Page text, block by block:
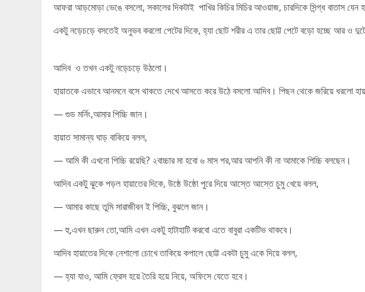
আফরা আড়মোড়া ভেঙে বসলো, সকালের দিকটাই পাখির কিচির মিচির আওয়াজ, চারদিকে সিন্গ্ধ বাতাস যেন
একটু নড়েচড়ে বসতেই অনুভব করলো পেটের দিকে, হ্যা ছোট শরীর এ তার ছোট্ট পেটে বড়ো হচ্ছে আর ও
আদিব ও তখন একটু নড়েচড়ে উঠলো।
হায়াতকে এভাবে আনমনে বসে থাকতে দেখে আসতে করে উঠে বসলো আদিব। পিছন থেকে জরিয়ে ধরলো
— গুড মর্নিং,আমার পিচ্চি জান।
হায়াত সামান্য ঘাড় বাকিয়ে বলল,
— আমি কী এখনো পিচ্চি রয়েছি? ২বাচ্চার মা হবো ৬ মাস পর,আর আপনি কী না আমাকে পিচ্চি বলছেন।
আদিব একটু ঝুকে পড়ল হায়াতের দিকে, উষ্ঠে উষ্ঠো পুরে দিয়ে আস্তে আস্তে চুমু খেয়ে বলল,
— আমার কাছে তুমি সারাজীবন ই পিচ্চি, বুঝলে জান।
— হু,এখন ছারুন তো,আমি এখন একটু হাটাহাটি করবো এতে বাবুরা একটিভ থাকবে।
আদিব হায়াতের দিকে নেশালো চোখে তাকিয়ে কপালে ছোট্ট একটা চুমু একে দিয়ে বলল,
— হ্যা যাও, আমি ফ্রেস হয়ে তৈরি হয়ে নিয়ে, অফিসে যেতে হবে।